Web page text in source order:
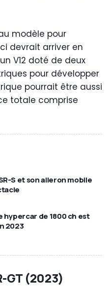
modèle pour
devrait arriver en
V12 doté de deux
pour développer
pourrait être aussi
totale comprise
S et son aileron mobile
hypercar de 1800 ch est
2023
GT (2023)